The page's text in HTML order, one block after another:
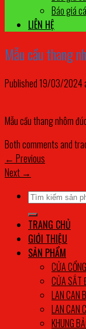
Báo giá
LIÊN HỆ
Mẫu cầu thang
Published19/03/2024
Mẫu cầu thang nhôm
Both comments and
← Previous
Next →
Tìm
kiếm:
TRANG CHỦ
GIỚI THIỆU
SẢN PHẨM
CỬA
CỬA SẮT
LAN CAN
LAN CAN
KHUNG